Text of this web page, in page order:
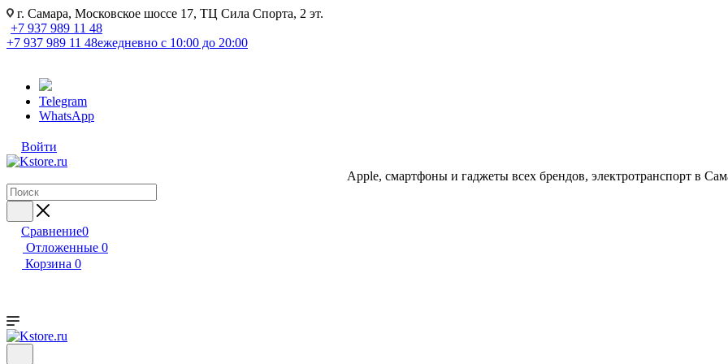
г. Самара, Московское шоссе 17, ТЦ Сила Спорта, 2 эт.
+7 937 989 11 48
+7 937 989 11 48ежедневно с 10:00 до 20:00
Telegram
WhatsApp
Войти
Apple, cмартфоны и гаджеты всех брендов, электротранспорт в
Сравнение0
Отложенные 0
Корзина 0